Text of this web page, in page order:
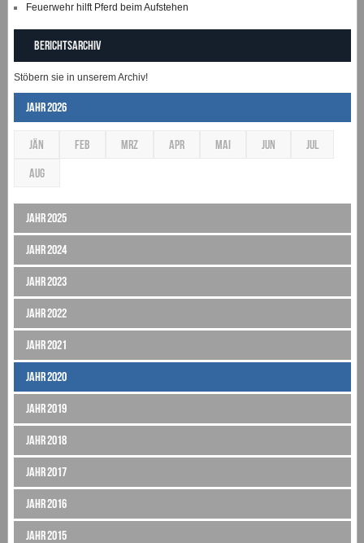
Feuerwehr hilft Pferd beim Aufstehen
Berichtsarchiv
Stöbern sie in unserem Archiv!
Jahr 2026
JÄN FEB MRZ APR MAI JUN JUL
AUG
Jahr 2025
Jahr 2024
Jahr 2023
Jahr 2022
Jahr 2021
Jahr 2020
Jahr 2019
Jahr 2018
Jahr 2017
Jahr 2016
Jahr 2015